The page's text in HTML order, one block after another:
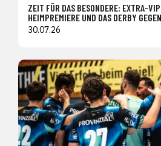
ZEIT FÜR DAS BESONDERE: EXTRA-
HEIMPREMIERE UND DAS DERBY
30.07.26